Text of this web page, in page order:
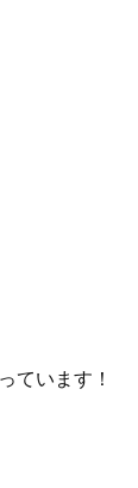
ています！